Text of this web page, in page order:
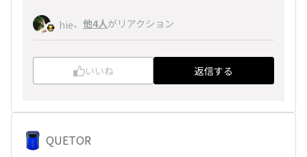
hie、 他4人がリアクション
いいね 返信する
QUETOR